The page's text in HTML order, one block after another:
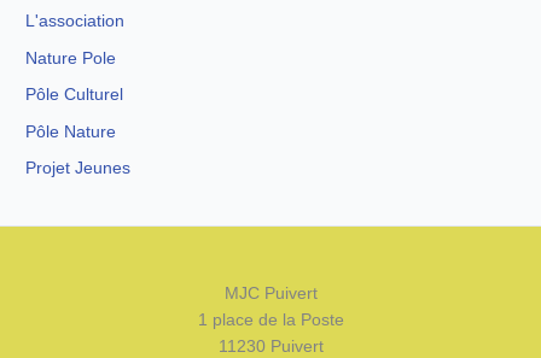
L'association
Nature Pole
Pôle Culturel
Pôle Nature
Projet Jeunes
MJC Puivert
1 place de la Poste
11230 Puivert